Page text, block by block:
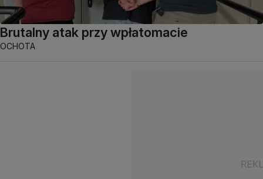
Brutalny atak przy wpłatomacie
OCHOTA